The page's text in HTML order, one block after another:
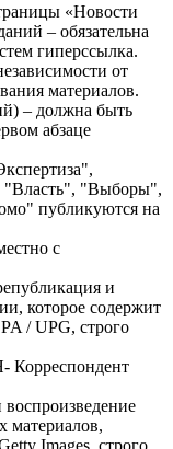
«Новости
– обязательна
гиперссылка.
от
материалов.
– должна быть
абзаце
"Власть", "Выборы",
публикуются на
с
и
которое содержит
/ UPG, строго
Корреспондент
материалов,
Images, строго